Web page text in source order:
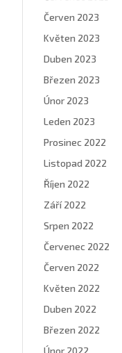
Červen 2023
Květen 2023
Duben 2023
Březen 2023
Únor 2023
Leden 2023
Prosinec 2022
Listopad 2022
Říjen 2022
Září 2022
Srpen 2022
Červenec 2022
Červen 2022
Květen 2022
Duben 2022
Březen 2022